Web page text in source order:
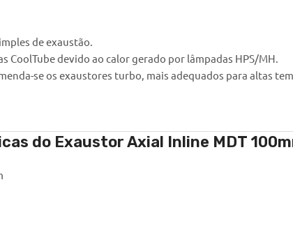
de exaustão.
CoolTube devido ao calor gerado por lâmpadas HPS/MH.
se os exaustores turbo, mais adequados para altas
do Exaustor Axial Inline MDT